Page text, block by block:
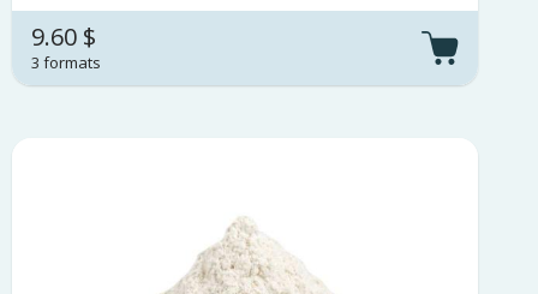
9.60 $
3 formats